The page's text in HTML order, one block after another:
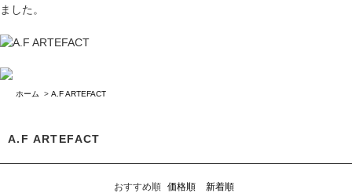
ました。
ホーム > A.F ARTEFACT
A.F ARTEFACT
おすすめ順 価格順 新着順